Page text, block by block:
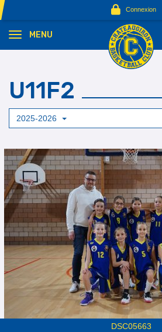
Connexion
MENU
U11F2
2025-2026
DSC05663
Panneau de gestion des cookies